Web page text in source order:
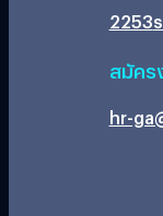
2253
สมัคร
hr-